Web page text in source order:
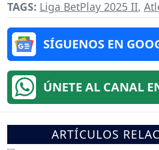
TAGS: Liga BetPlay 2025 II,
SÍGUENOS EN
ÚNETE AL CANAL
ARTÍCULOS